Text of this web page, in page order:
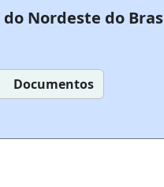
Nordeste do
Documentos